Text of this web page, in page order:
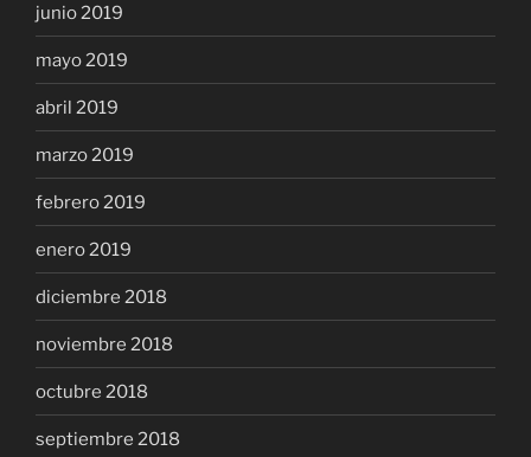
junio 2019
mayo 2019
abril 2019
marzo 2019
febrero 2019
enero 2019
diciembre 2018
noviembre 2018
octubre 2018
septiembre 2018